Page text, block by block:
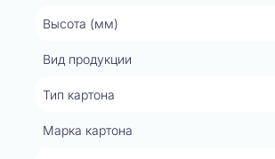
Высота (мм)
Вид продукции
Тип картона
Марка картона